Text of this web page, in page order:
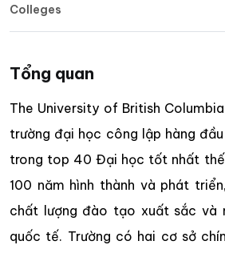
Colleges
Tổng quan
The University of British
trường đại học công lập hàng
trong top 40 Đại học tốt nhất thế
100 năm hình thành và phát
chất lượng đào tạo xuất sắc và
quốc tế. Trường có hai cơ sở